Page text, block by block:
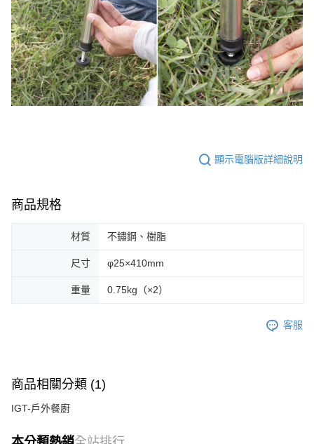
顯示電腦版詳細說明
商品規格
材質 不鏽鋼、樹脂
尺寸 φ25×410mm
重量 0.75kg（×2）
客服
商品相關分類 (1)
IGT-戶外餐廚